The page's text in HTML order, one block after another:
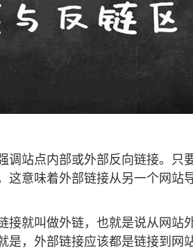
调站点内部或外部反向链接。只
意味着外部链接从另一个网站
接就叫做外链，也就是说从网站
，外部链接应该都是链接到网